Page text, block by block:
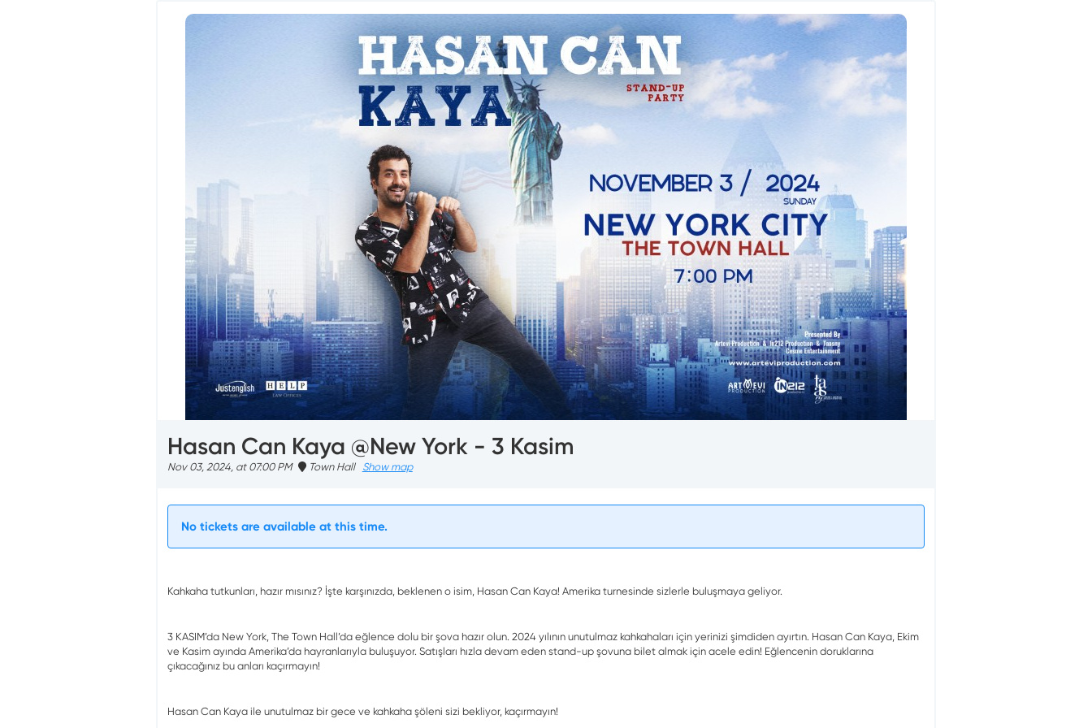
Hasan Can Kaya @New York - 3 Kasim
Nov 03, 2024, at 07:00 PM Town Hall Show map
No tickets are available at this time.
Kahkaha tutkunları, hazır mısınız? İşte karşınızda, beklenen o isim, Hasan Can Kaya! Amerika turnesinde sizlerle buluşmaya geliyor.
3 KASIM’da New York, The Town Hall’da eğlence dolu bir şova hazır olun. 2024 yılının unutulmaz kahkahaları için yerinizi şimdiden ayırtın. Hasan Can Kaya, Ekim
ve Kasim ayında Amerika’da hayranlarıyla buluşuyor. Satışları hızla devam eden stand-up şovuna bilet almak için acele edin! Eğlencenin doruklarına
çıkacağınız bu anları kaçırmayın!
Hasan Can Kaya ile unutulmaz bir gece ve kahkaha şöleni sizi bekliyor, kaçırmayın!